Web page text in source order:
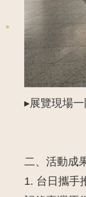
▸展覽現場一
二、活動成
1. 台日攜手